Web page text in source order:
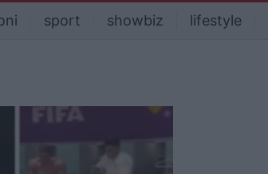
sport showbiz lifestyle